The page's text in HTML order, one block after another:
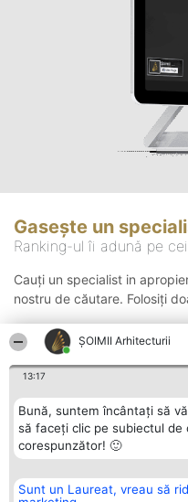
ȘOIMII Arhitecturii
13:17
Bună, suntem încântați să
să faceți clic pe subiectul de
corespunzător! 🙂
Sunt un Laureat, vreau să
Gasește un
Ranking-ul îi adună pe
Cauți un specialist in
nostru de căutare. Folosiți
Organizator Ranking